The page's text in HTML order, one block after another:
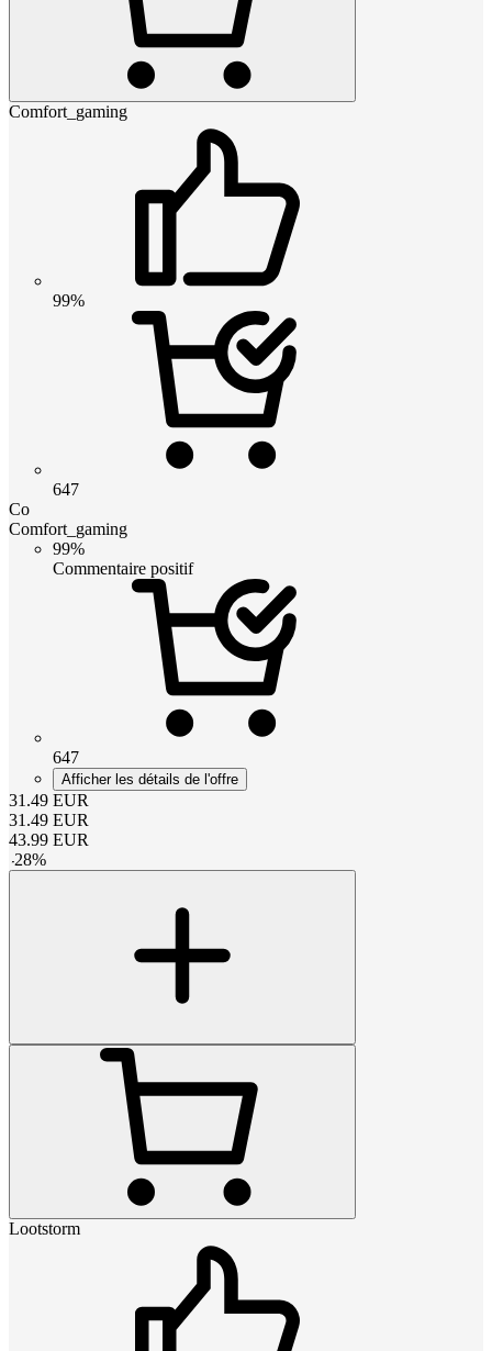
Comfort_gaming
99%
647
Co
Comfort_gaming
99%
Commentaire positif
647
Afficher les détails de l'offre
31.49 EUR
31.49 EUR
43.99 EUR
-28%
Lootstorm